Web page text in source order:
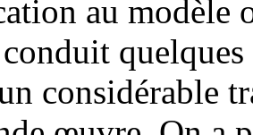
au modèle
considérable